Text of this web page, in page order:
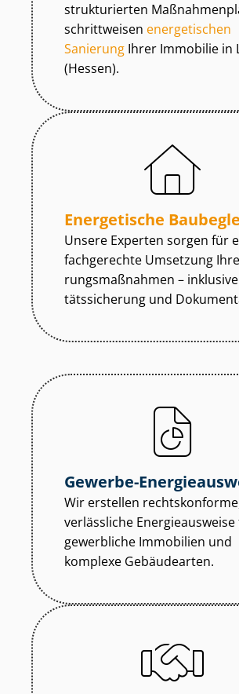
strukturierten
schrittweisen energetischen
Sanierung Ihrer Immobilie in
(Hessen).
Energetische
Unsere Experten sorgen für
fachgerechte Umsetzung
rungs­maß­nah­men –
täts­si­che­rung und
Gewerbe-
Wir erstellen
verlässliche
gewerbliche Immobilien und
komplexe Gebäudearten.